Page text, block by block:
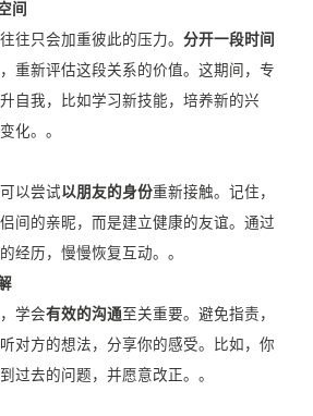
间
往只会加重彼此的压力。 分开一段时间
重新评估这段关系的价值。这期间，专
自我，比如学习新技能，培养新的兴
化。。
以尝试以朋友的身份重新接触。记住，
间的亲昵，而是建立健康的友谊。通过
经历，慢慢恢复互动。。
学会有效的沟通至关重要。避免指责，
对方的想法，分享你的感受。比如，你
过去的问题，并愿意改正。。